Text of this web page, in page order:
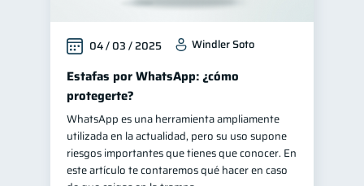
04 / 03 / 2025 Windler Soto
Estafas por WhatsApp: ¿cómo
protegerte?
WhatsApp es una herramienta ampliamente
utilizada en la actualidad, pero su uso supone
riesgos importantes que tienes que conocer. En
este artículo te contaremos qué hacer en caso